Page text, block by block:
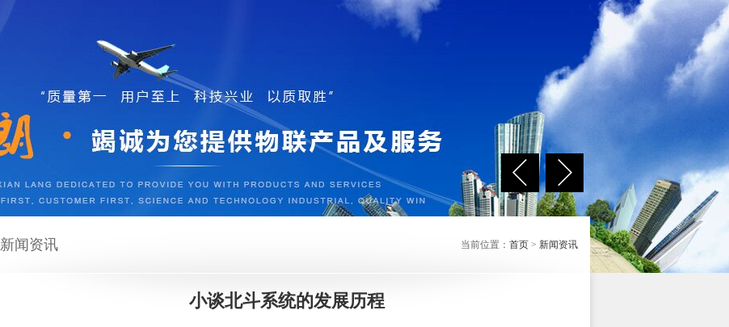
新闻资讯 当前位置： 首页 > 新闻资讯
小谈北斗系统的发展历程